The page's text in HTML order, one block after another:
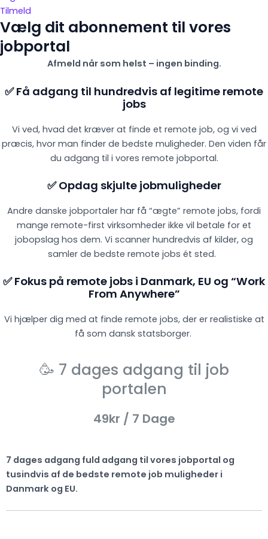
Tilmeld
Vælg dit abonnement til vores
jobportal
Afmeld når som helst – ingen binding.
✅ Få adgang til hundredvis af legitime remote
jobs
Vi ved, hvad det kræver at finde et remote job, og vi ved
præcis, hvor man finder de bedste muligheder. Den viden får
du adgang til i vores remote jobportal.
✅ Opdag skjulte jobmuligheder
Andre danske jobportaler har få “ægte” remote jobs, fordi
mange remote-first virksomheder ikke vil betale for et
jobopslag hos dem. Vi scanner hundredvis af kilder, og
samler de bedste remote jobs ét sted.
✅ Fokus på remote jobs i Danmark, EU og “Work
From Anywhere”
Vi hjælper dig med at finde remote jobs, der er realistiske at
få som dansk statsborger.
🥳 7 dages adgang til job
portalen
49kr / 7 Dage
7 dages adgang fuld adgang til vores jobportal og
tusindvis af de bedste remote job muligheder i
Danmark og EU.